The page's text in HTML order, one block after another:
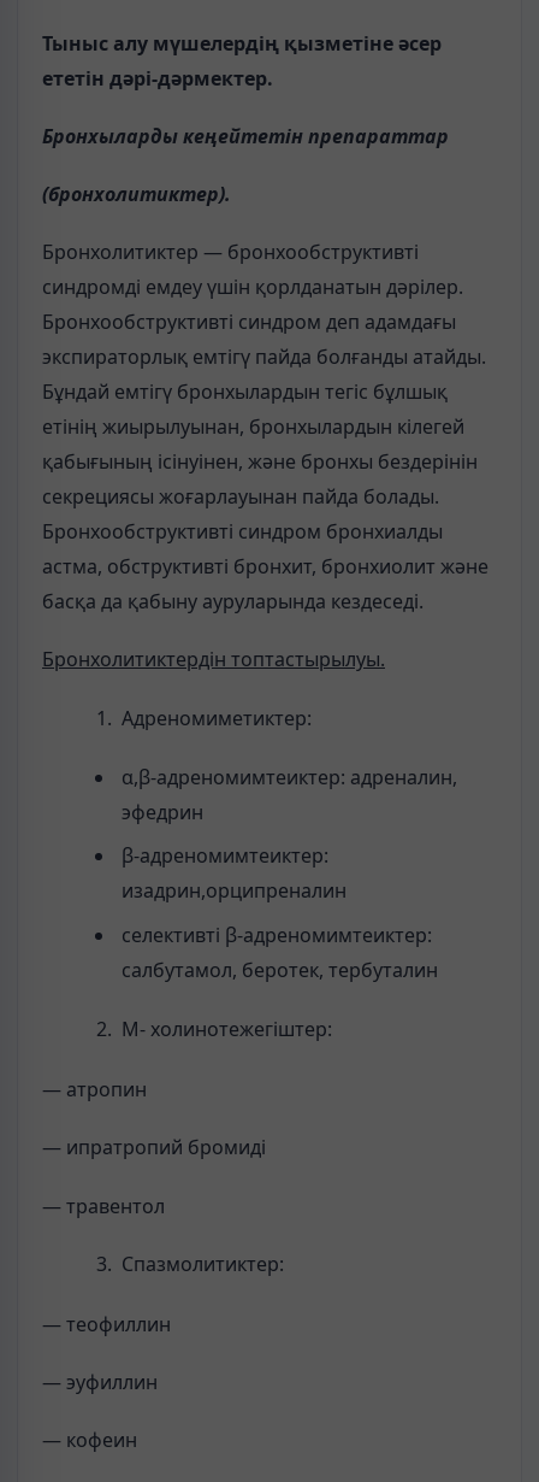
Тыныс алу мүшелердің қызметінеәсер
ететін дәрі-дәрмектер.
Бронхыларды кеңейтетін препараттар
(бронхолитиктер).
Бронхолитиктер — бронхообструктивті
синдромді емдеу үшін қорлданатын дәрілер.
Бронхообструктивті синдром деп адамдағы
экспираторлық емтігү пайда болғанды атайды.
Бұндай емтігү бронхылардын тегіс бұлшық
етінің жиырылуынан, бронхылардын кілегей
қабығының ісінуінен, және бронхы бездерінін
секрециясы жоғарлауынан пайда болады.
Бронхообструктивті синдром бронхиалды
астма, обструктивті бронхит, бронхиолит және
басқа да қабыну ауруларында кездеседі.
Бронхолитиктердін топтастырылуы.
Адреномиметиктер:
α,β-адреномимтеиктер: адреналин,
эфедрин
β-адреномимтеиктер:
изадрин,орципреналин
селективті β-адреномимтеиктер:
салбутамол, беротек, тербуталин
М- холинотежегіштер:
— атропин
— ипратропий бромиді
— травентол
Спазмолитиктер:
— теофиллин
— эуфиллин
— кофеин